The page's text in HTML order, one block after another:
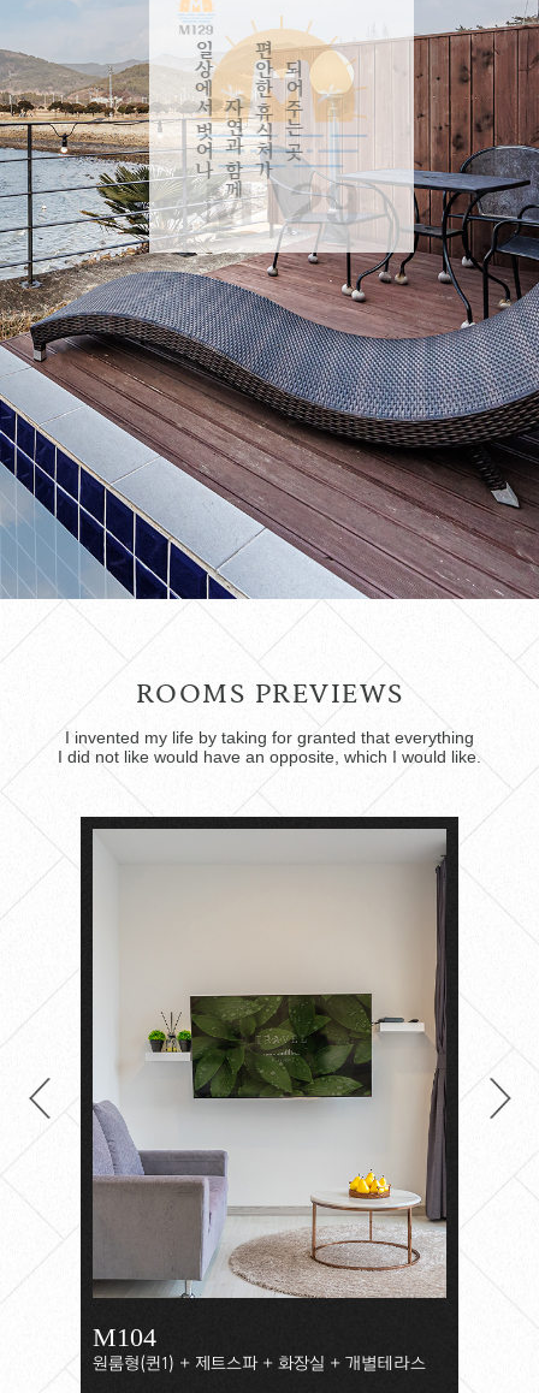
RESERVATION
NOTICE >
BOOK NOW >
일상에서 벗어나자연과 함께편안한 휴식처가되어주는 곳
ROOMS PREVIEWS
I invented my life by taking for granted that everything
I did not like would have an opposite, which I would like.
M101
미니풀장(온수족욕탕)+원룸형(퀸1)+제트스파+화
M102
미니풀장(온수족욕탕)+원룸형(퀸1)+제트스파+화
M103
원룸형(퀸1) + 제트스파 + 화장실 + 개별테라스
M104
원룸형(퀸1) + 제트스파 + 화장실 + 개별테라스
M105
원룸형(퀸1) + 히노끼스파 + 화장실 + 개별테라스
M106
원룸형(퀸1) + 히노끼스파 + 화장실 + 개별테라스
M107
원룸형(퀸1) + 히노끼스파 + 화장실 + 개별테라스